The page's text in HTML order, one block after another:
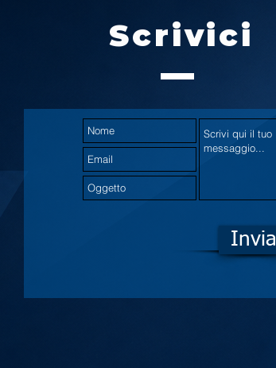
Scrivici
Invia